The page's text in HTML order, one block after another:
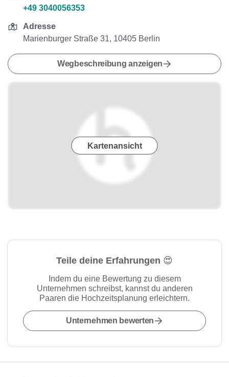
+49 3040056353
Adresse
Marienburger Straße 31, 10405 Berlin
Wegbeschreibung anzeigen
Kartenansicht
Teile deine Erfahrungen 😍
Indem du eine Bewertung zu diesem
Unternehmen schreibst, kannst du anderen
Paaren die Hochzeitsplanung erleichtern.
Unternehmen bewerten